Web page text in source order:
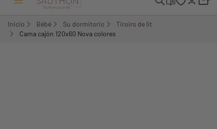
Menú Abrir/Cerrar
Inicio Bébé Su dormitorio
Tiroirs de lit
Cama cajón 120x60 Nova colores